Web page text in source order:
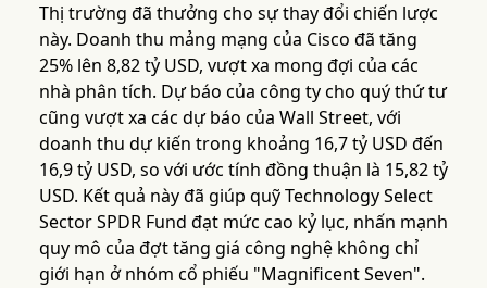
Thị trường đã thưởng cho sự thay đổi chiến lược
này. Doanh thu mảng mạng của Cisco đã tăng
25% lên 8,82 tỷ USD, vượt xa mong đợi của các
nhà phân tích. Dự báo của công ty cho quý thứ tư
cũng vượt xa các dự báo của Wall Street, với
doanh thu dự kiến trong khoảng 16,7 tỷ USD đến
16,9 tỷ USD, so với ước tính đồng thuận là 15,82 tỷ
USD. Kết quả này đã giúp quỹ Technology Select
Sector SPDR Fund đạt mức cao kỷ lục, nhấn mạnh
quy mô của đợt tăng giá công nghệ không chỉ
giới hạn ở nhóm cổ phiếu "Magnificent Seven".